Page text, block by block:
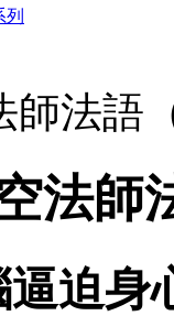
師法語
法師
逼迫身